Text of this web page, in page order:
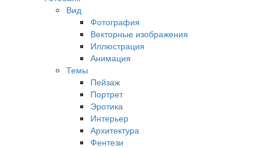
Вид
Фотография
Векторные изображения
Иллюстрация
Анимация
Темы
Пейзаж
Портрет
Эротика
Интерьер
Архитектура
Фентези